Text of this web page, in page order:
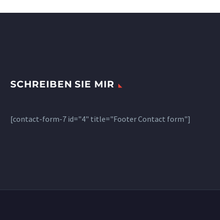
lore enean sollicitudin,
SCHREIBEN SIE MIR
[contact-form-7 id="4" title="Footer Contact form"]